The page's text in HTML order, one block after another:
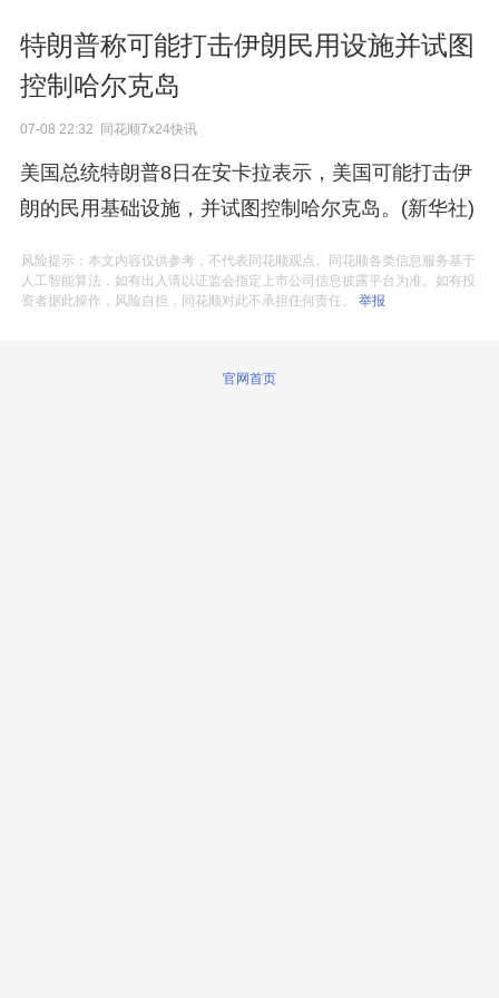
特朗普称可能打击伊朗民用设施并试图
控制哈尔克岛
07-08 22:32 同花顺7x24快讯
美国总统特朗普8日在安卡拉表示，美国可能打击伊
朗的民用基础设施，并试图控制哈尔克岛。(新华社)
风险提示：本文内容仅供参考，不代表同花顺观点。同花顺各类信息服务基于
人工智能算法，如有出入请以证监会指定上市公司信息披露平台为准。如有投
资者据此操作，风险自担，同花顺对此不承担任何责任。举报
官网首页